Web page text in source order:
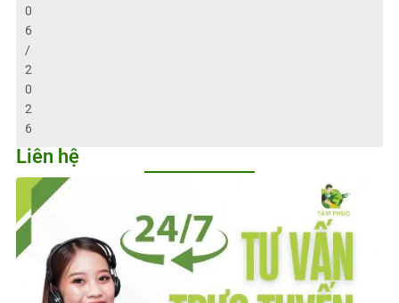
0
6
/
2
0
2
6
Liên hệ